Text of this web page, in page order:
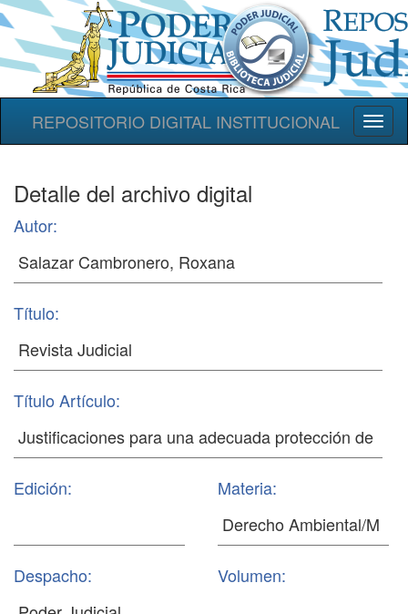
REPOSITORIO DIGITAL INSTITUCIONAL
Detalle del archivo digital
Autor:
Título:
Título Artículo:
Edición: Materia:
Despacho: Volumen: